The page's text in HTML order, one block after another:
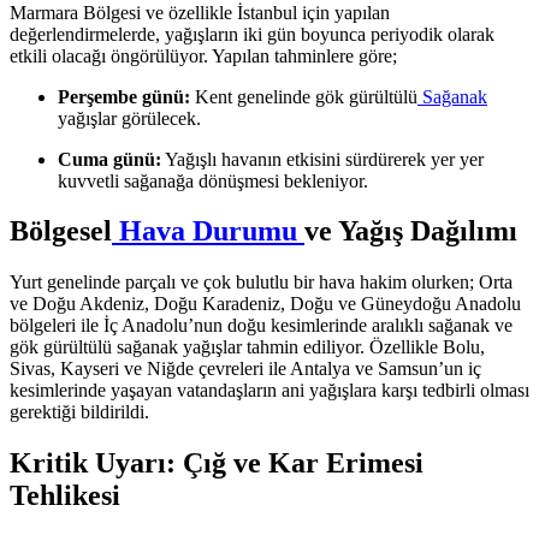
Marmara Bölgesi ve özellikle İstanbul için yapılan
değerlendirmelerde, yağışların iki gün boyunca periyodik olarak
etkili olacağı öngörülüyor. Yapılan tahminlere göre;
Perşembe günü: Kent genelinde gök gürültülü Sağanak
yağışlar görülecek.
Cuma günü: Yağışlı havanın etkisini sürdürerek yer yer
kuvvetli sağanağa dönüşmesi bekleniyor.
Bölgesel Hava Durumu ve Yağış Dağılımı
Yurt genelinde parçalı ve çok bulutlu bir hava hakim olurken; Orta
ve Doğu Akdeniz, Doğu Karadeniz, Doğu ve Güneydoğu Anadolu
bölgeleri ile İç Anadolu’nun doğu kesimlerinde aralıklı sağanak ve
gök gürültülü sağanak yağışlar tahmin ediliyor. Özellikle Bolu,
Sivas, Kayseri ve Niğde çevreleri ile Antalya ve Samsun’un iç
kesimlerinde yaşayan vatandaşların ani yağışlara karşı tedbirli olması
gerektiği bildirildi.
Kritik Uyarı: Çığ ve Kar Erimesi
Tehlikesi